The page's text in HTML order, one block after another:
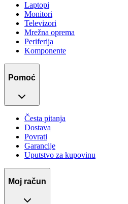
Laptopi
Monitori
Televizori
Mrežna oprema
Periferija
Komponente
Pomoć
Česta pitanja
Dostava
Povrati
Garancije
Uputstvo za kupovinu
Moj račun